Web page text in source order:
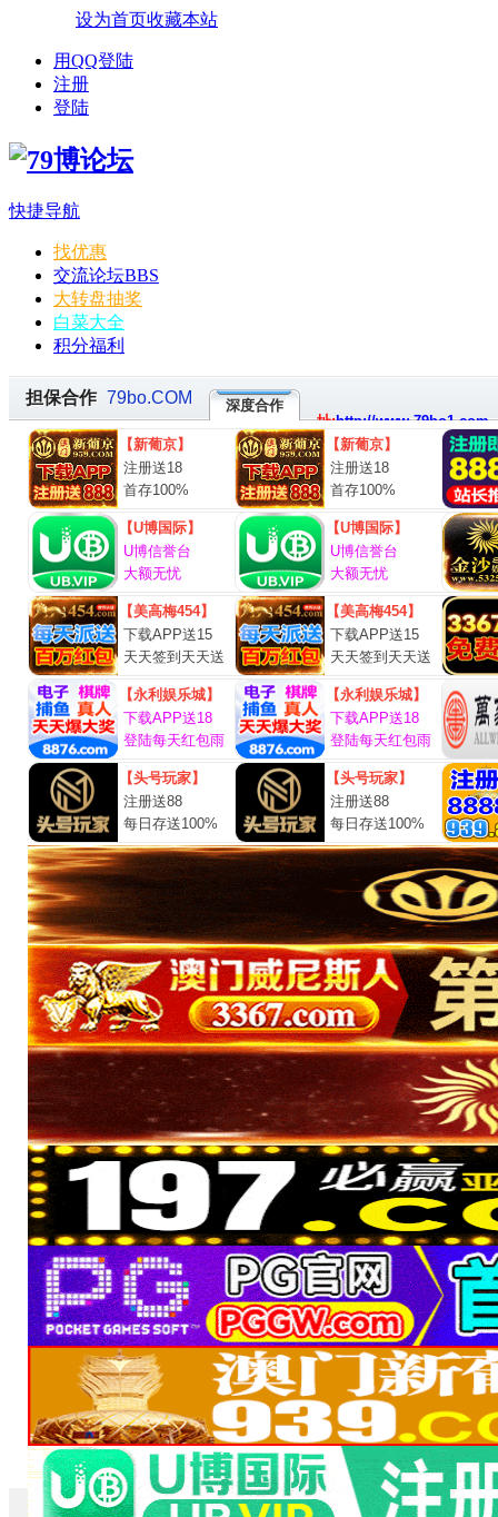
设为首页收藏本站
用QQ登陆
注册
登陆
快捷导航
找优惠
交流论坛BBS
大转盘抽奖
白菜大全
积分福利